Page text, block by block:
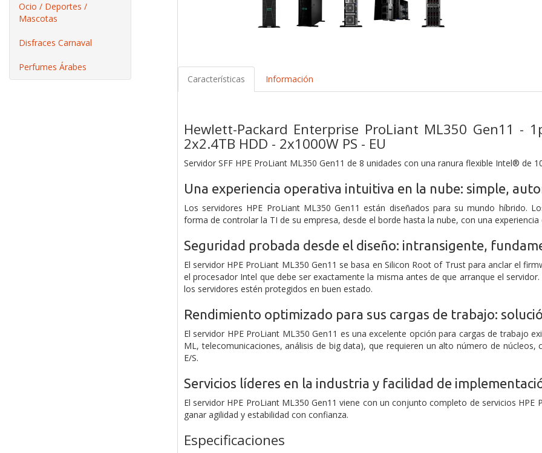
Ocio / Deportes /
Mascotas
Disfraces Carnaval
Perfumes Árabes
Características Información
Hewlett-Packard Enterprise ProLiant ML350 Gen11 -
2x2.4TB HDD - 2x1000W PS - EU
Servidor SFF HPE ProLiant ML350 Gen11 de 8 unidades con una ranura flexible Intel® de
Una experiencia operativa intuitiva en la nube: simple,
Los servidores HPE ProLiant ML350 Gen11 están diseñados para su mundo híbrido.
forma de controlar la TI de su empresa, desde el borde hasta la nube, con una experiencia
Seguridad probada desde el diseño: intransigente,
El servidor HPE ProLiant ML350 Gen11 se basa en Silicon Root of Trust para anclar el
el procesador Intel que debe ser exactamente la misma antes de que arranque el
los servidores estén protegidos en buen estado.
Rendimiento optimizado para sus cargas de trabajo:
El servidor HPE ProLiant ML350 Gen11 es una excelente opción para cargas de trabajo
ML, telecomunicaciones, análisis de big data), que requieren un alto número de
E/S.
Servicios líderes en la industria y facilidad de
El servidor HPE ProLiant ML350 Gen11 viene con un conjunto completo de servicios
ganar agilidad y estabilidad con confianza.
Especificaciones